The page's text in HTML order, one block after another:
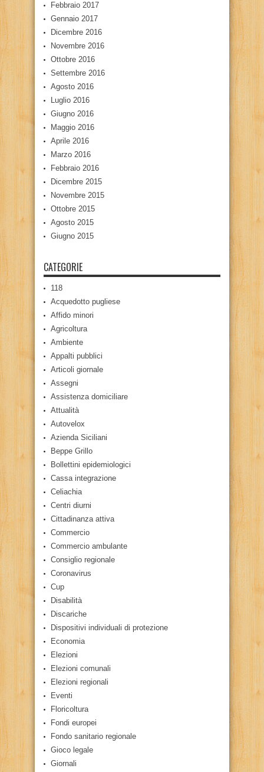
Febbraio 2017
Gennaio 2017
Dicembre 2016
Novembre 2016
Ottobre 2016
Settembre 2016
Agosto 2016
Luglio 2016
Giugno 2016
Maggio 2016
Aprile 2016
Marzo 2016
Febbraio 2016
Dicembre 2015
Novembre 2015
Ottobre 2015
Agosto 2015
Giugno 2015
CATEGORIE
118
Acquedotto pugliese
Affido minori
Agricoltura
Ambiente
Appalti pubblici
Articoli giornale
Assegni
Assistenza domiciliare
Attualità
Autovelox
Azienda Siciliani
Beppe Grillo
Bollettini epidemiologici
Cassa integrazione
Celiachia
Centri diurni
Cittadinanza attiva
Commercio
Commercio ambulante
Consiglio regionale
Coronavirus
Cup
Disabilità
Discariche
Dispositivi individuali di protezione
Economia
Elezioni
Elezioni comunali
Elezioni regionali
Eventi
Floricoltura
Fondi europei
Fondo sanitario regionale
Gioco legale
Giornali